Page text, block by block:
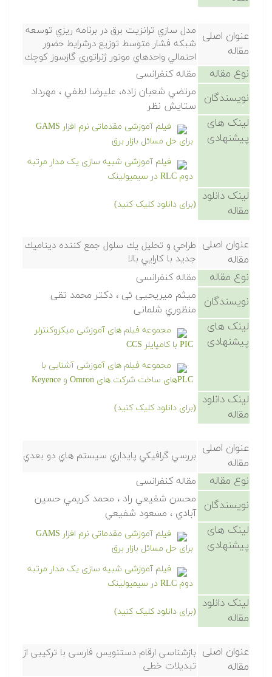
عنوان اصلی
مقاله
مدل سازي ترانزيت برق در برنامه ريزي توسعه
شبكه فشار متوسط توزيع درشرايط حضور
احتمالي واحدهاي موتور ژنراتوري گازسوز كوچك
نوع مقاله مقاله کنفرانسی
نویسندگان
مرتضي شعبان زاده، عليرضا لطفي ، مهرداد
ستايش نظر
لینک های
پیشنهادی
فیلم آموزشی مقدماتی نرم افزار GAMS
برای حل مسائل بازار برق
فیلم آموزشی شبیه سازی یک مدار مرتبه
دوم RLC در سیمیولینک
لینک دانلود
مقاله
(برای دانلود کلیک کنید)
عنوان اصلی
مقاله
طراحي و تحليل يك سلول جمع كننده ديناميك
جديد با كارايي بالا
نوع مقاله مقاله کنفرانسی
نویسندگان
میثم میریحیی ئی ، دکتر محمد تقی
منظوري شلمانی
لینک های
پیشنهادی
مجموعه فیلم های آموزشی میکروکنترلر
PIC با کامپایلر CCS
مجموعه فیلم های آموزشی آشنایی با
PLCهای ساخت شرکت های Omron و Keyence
لینک دانلود
مقاله
(برای دانلود کلیک کنید)
عنوان اصلی
مقاله
بررسي گرافيكي پايداري سيستم هاي دو بعدي
نوع مقاله مقاله کنفرانسی
نویسندگان
محسن شفيعي راد ، محمد کريمي حسين
آبادي ، مسعود شفيعي
لینک های
پیشنهادی
فیلم آموزشی مقدماتی نرم افزار GAMS
برای حل مسائل بازار برق
فیلم آموزشی شبیه سازی یک مدار مرتبه
دوم RLC در سیمیولینک
لینک دانلود
مقاله
(برای دانلود کلیک کنید)
عنوان اصلی
مقاله
بازشناسی ارقام دستنویس فارسی با ترکیبی از
تبدیلات خطی